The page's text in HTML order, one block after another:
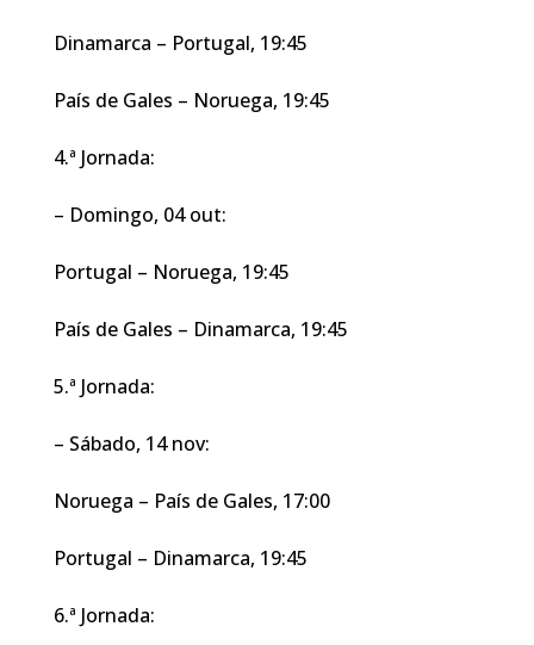
Dinamarca – Portugal, 19:45
País de Gales – Noruega, 19:45
4.ª Jornada:
– Domingo, 04 out:
Portugal – Noruega, 19:45
País de Gales – Dinamarca, 19:45
5.ª Jornada:
– Sábado, 14 nov:
Noruega – País de Gales, 17:00
Portugal – Dinamarca, 19:45
6.ª Jornada: